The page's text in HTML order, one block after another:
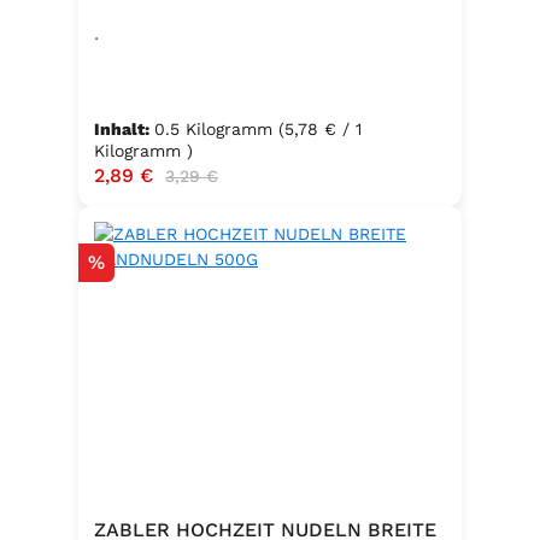
.
Inhalt: 0.5 Kilogramm (5,78 € / 1
Kilogramm )
Verkaufspreis:
2,89 € Regulärer Preis:
3,29 €
Rabatt
%
ZABLER HOCHZEIT NUDELN BREITE